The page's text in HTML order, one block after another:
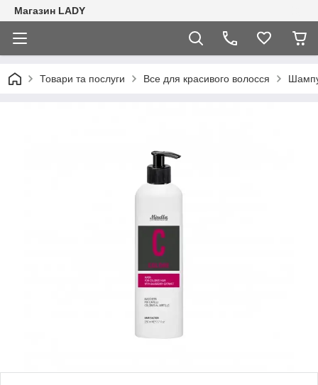
Магазин LADY
Товари та послуги Все для красивого волосся